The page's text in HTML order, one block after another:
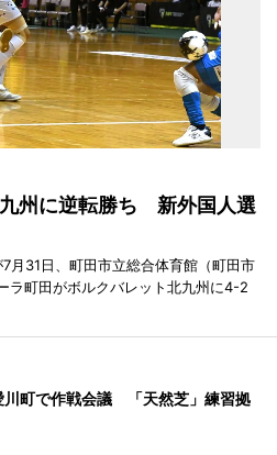
州に逆転勝ち 新外国人選
月31日、町田市立総合体育館（町田市
ラ町田がボルクバレット北九州に4-2
川町で作戦会議 「天然芝」練習拠